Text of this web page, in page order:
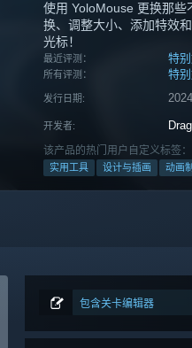
使用 YoloMouse 更换那
换、调整大小、添加特效
光标！
最近评测： 特
所有评测： 特
发行日期:
开发者:
该产品的热门用户自定义标签：
实用工具 设计与插画 动画
包含关卡编辑器